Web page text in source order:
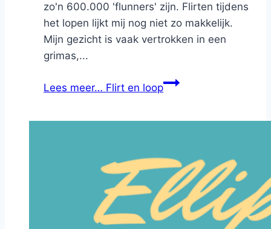
zo'n 600.000 'flunners' zijn. Flirten tijdens
het lopen lijkt mij nog niet zo makkelijk.
Mijn gezicht is vaak vertrokken in een
grimas,...
Lees meer… Flirt en loop